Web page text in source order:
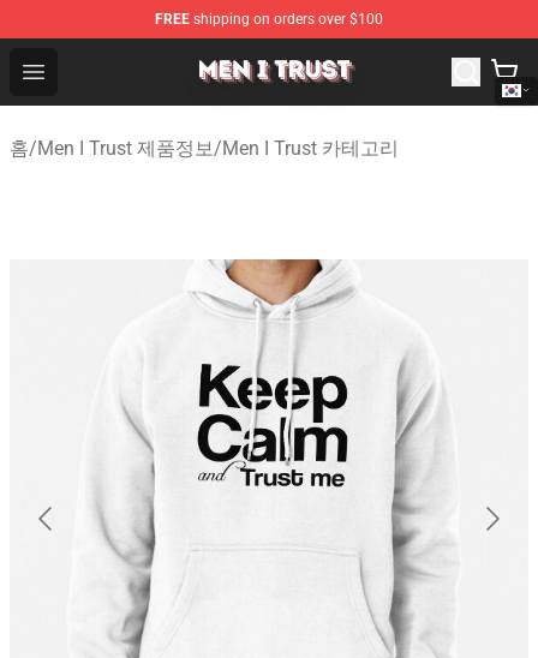
FREE shipping on orders over $100
Open menu
Men I Trust Shop - Official Men I Trust Merchandise Store
홈/Men I Trust 제품정보/Men I Trust 카테고리